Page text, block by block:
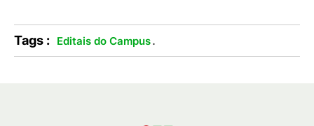
Tags : Editais do Campus.